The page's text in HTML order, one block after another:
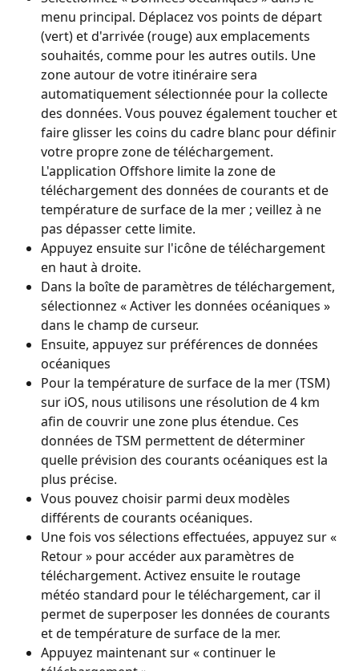
menu principal. Déplacez vos points de départ
(vert) et d'arrivée (rouge) aux emplacements
souhaités, comme pour les autres outils. Une
zone autour de votre itinéraire sera
automatiquement sélectionnée pour la collecte
des données. Vous pouvez également toucher et
faire glisser les coins du cadre blanc pour définir
votre propre zone de téléchargement.
L'application Offshore limite la zone de
téléchargement des données de courants et de
température de surface de la mer ; veillez à ne
pas dépasser cette limite.
Appuyez ensuite sur l'icône de téléchargement
en haut à droite.
Dans la boîte de paramètres de téléchargement,
sélectionnez « Activer les données océaniques »
dans le champ de curseur.
Ensuite, appuyez sur préférences de données
océaniques
Pour la température de surface de la mer (TSM)
sur iOS, nous utilisons une résolution de 4 km
afin de couvrir une zone plus étendue. Ces
données de TSM permettent de déterminer
quelle prévision des courants océaniques est la
plus précise.
Vous pouvez choisir parmi deux modèles
différents de courants océaniques.
Une fois vos sélections effectuées, appuyez sur «
Retour » pour accéder aux paramètres de
téléchargement. Activez ensuite le routage
météo standard pour le téléchargement, car il
permet de superposer les données de courants
et de température de surface de la mer.
Appuyez maintenant sur « continuer le